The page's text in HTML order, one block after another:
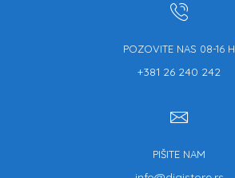
POZOVITE NAS 08-16 H
+381 26 240 242
PIŠITE NAM